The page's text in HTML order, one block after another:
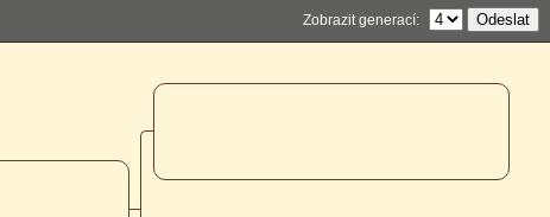
Zobrazit generací: